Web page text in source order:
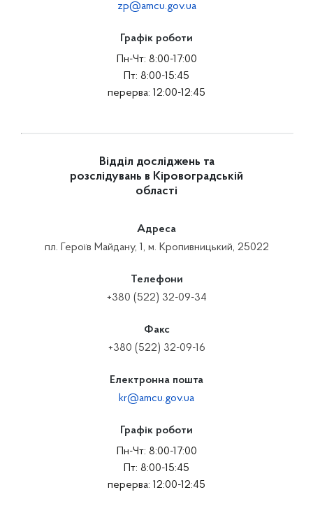
zp@amcu.gov.ua
Графік роботи
Пн-Чт: 8:00-17:00
Пт: 8:00-15:45
перерва: 12:00-12:45
Відділ досліджень та
розслідувань в Кіровоградській
області
Адреса
пл. Героїв Майдану, 1, м. Кропивницький, 25022
Телефони
+380 (522) 32-09-34
Факс
+380 (522) 32-09-16
Електронна пошта
kr@amcu.gov.ua
Графік роботи
Пн-Чт: 8:00-17:00
Пт: 8:00-15:45
перерва: 12:00-12:45